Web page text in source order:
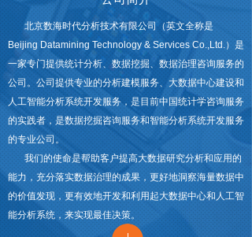
北京数海时代分析技术有限公司（英文全称是
Beijing Datamining Technology & Services Co.,Ltd.）是
一家专门提供统计分析、数据挖掘、数据治理咨询服务的
公司。公司提供专业的分析建模服务、大数据中心建设和
人工智能分析系统开发服务，是目前中国统计学咨询服务
的实践者，是数据挖掘咨询服务和智能分析系统开发服务
的专业公司。
我们的使命是帮助客户提高大数据研究分析和应用的
能力，充分落实数据治理的成果，更好地洞察海量数据中
的价值发现，更有效地开发和利用起大数据中心和人工智
能分析系统，来实现最佳决策。